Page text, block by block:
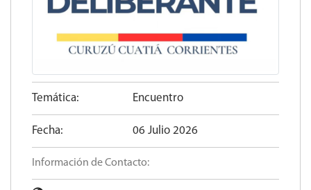
Temática: Encuentro
Fecha: 06 Julio 2026
Información de Contacto: